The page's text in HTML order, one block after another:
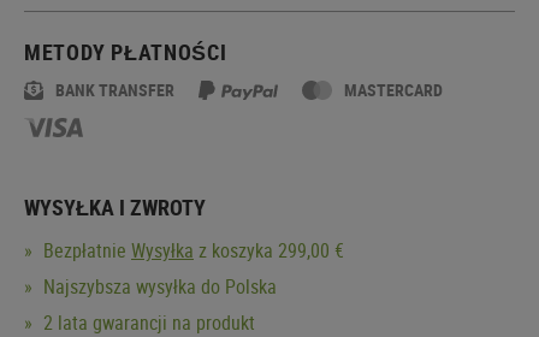
METODY PŁATNOŚCI
BANK TRANSFER MASTERCARD
WYSYŁKA I ZWROTY
Bezpłatnie Wysyłka z koszyka 299,00 €
Najszybsza wysyłka do Polska
2 lata gwarancji na produkt